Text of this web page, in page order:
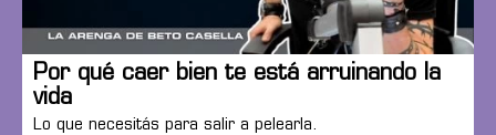
Por qué caer bien te está arruinando la
vida
Lo que necesitás para salir a pelearla.